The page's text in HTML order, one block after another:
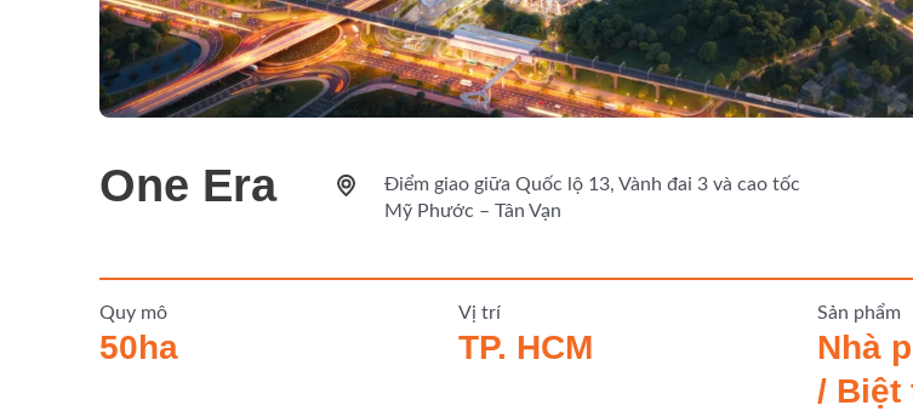
One Era
Điểm giao giữa Quốc lộ 13, Vành đai 3 và cao tốc
Mỹ Phước – Tân Vạn
Quy mô
50ha
Vị trí
TP. HCM
Sản phẩm
Nhà
/ Biệt